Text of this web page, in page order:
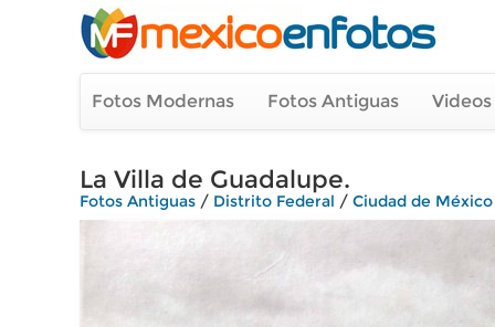
Fotos Modernas Fotos Antiguas
La Villa de Guadalupe.
Fotos Antiguas / Distrito Federal / Ciudad de México